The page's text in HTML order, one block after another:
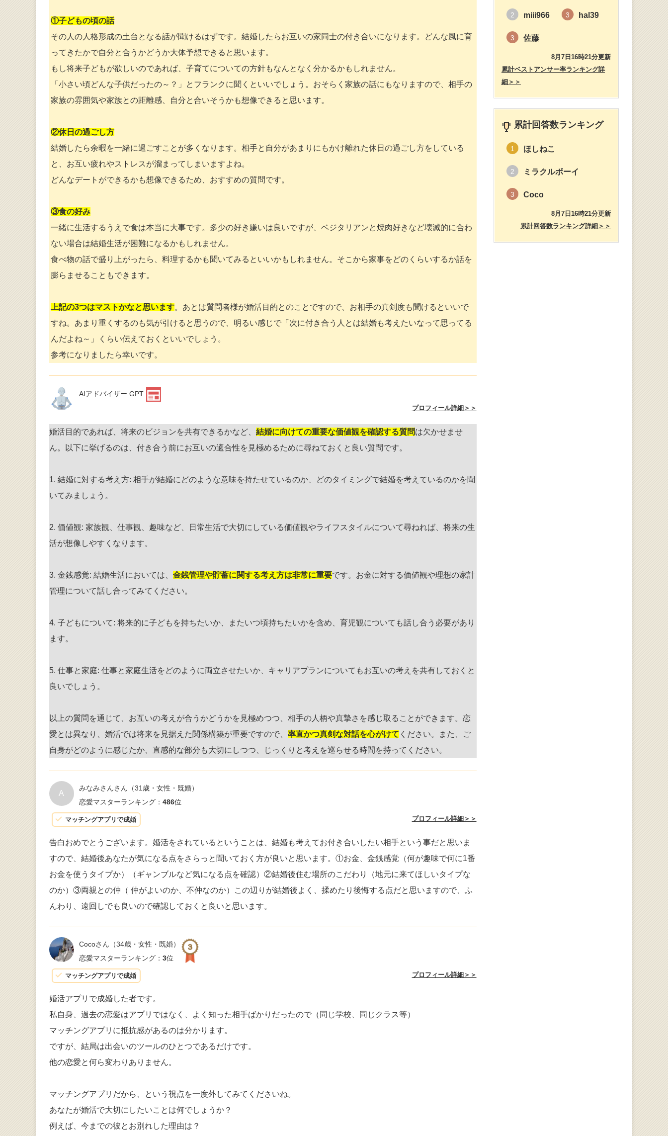
①子どもの頃の話
その人の人格形成の土台となる話が聞けるはずです。結婚したらお互いの家同士の付き合いになります。どんな風に育
ってきたかで自分と合うかどうか大体予想できると思います。
もし将来子どもが欲しいのであれば、子育てについての方針もなんとなく分かるかもしれません。
「小さい頃どんな子供だったの～？」とフランクに聞くといいでしょう。おそらく家族の話にもなりますので、相手の
家族の雰囲気や家族との距離感、自分と合いそうかも想像できると思います。
②休日の過ごし方
結婚したら余暇を一緒に過ごすことが多くなります。相手と自分があまりにもかけ離れた休日の過ごし方をしている
と、お互い疲れやストレスが溜まってしまいますよね。
どんなデートができるかも想像できるため、おすすめの質問です。
③食の好み
一緒に生活するうえで食は本当に大事です。多少の好き嫌いは良いですが、ベジタリアンと焼肉好きなど壊滅的に合わ
ない場合は結婚生活が困難になるかもしれません。
食べ物の話で盛り上がったら、料理するかも聞いてみるといいかもしれません。そこから家事をどのくらいするか話を
膨らませることもできます。
上記の3つはマストかなと思います。あとは質問者様が婚活目的とのことですので、お相手の真剣度も聞けるといいで
すね。あまり重くするのも気が引けると思うので、明るい感じで「次に付き合う人とは結婚も考えたいなって思ってる
んだよね～」くらい伝えておくといいでしょう。
参考になりましたら幸いです。
AIアドバイザー GPT
プロフィール詳細＞＞
婚活目的であれば、将来のビジョンを共有できるかなど、 結婚に向けての重要な価値観を確認する質問は欠かせませ
ん。以下に挙げるのは、付き合う前にお互いの適合性を見極めるために尋ねておくと良い質問です。
1. 結婚に対する考え方: 相手が結婚にどのような意味を持たせているのか、どのタイミングで結婚を考えているのかを聞
いてみましょう。
2. 価値観: 家族観、仕事観、趣味など、日常生活で大切にしている価値観やライフスタイルについて尋ねれば、将来の生
活が想像しやすくなります。
3. 金銭感覚: 結婚生活においては、 金銭管理や貯蓄に関する考え方は非常に重要です。お金に対する価値観や理想の家計
管理について話し合ってみてください。
4. 子どもについて: 将来的に子どもを持ちたいか、またいつ頃持ちたいかを含め、育児観についても話し合う必要があり
ます。
5. 仕事と家庭: 仕事と家庭生活をどのように両立させたいか、キャリアプランについてもお互いの考えを共有しておくと
良いでしょう。
以上の質問を通じて、お互いの考えが合うかどうかを見極めつつ、相手の人柄や真摯さを感じ取ることができます。恋
愛とは異なり、婚活では将来を見据えた関係構築が重要ですので、 率直かつ真剣な対話を心がけて ください。また、ご
自身がどのように感じたか、直感的な部分も大切にしつつ、じっくりと考えを巡らせる時間を持ってください。
A
みなみさんさん （31歳・女性・既婚）
恋愛マスターランキング： 486位
マッチングアプリで成婚 プロフィール詳細＞＞
告白おめでとうございます。婚活をされているということは、結婚も考えてお付き合いしたい相手という事だと思いま
すので、結婚後あなたが気になる点をさらっと聞いておく方が良いと思います。①お金、金銭感覚（何が趣味で何に1番
お金を使うタイプか）（ギャンブルなど気になる点を確認）②結婚後住む場所のこだわり（地元に来てほしいタイプな
のか）③両親との仲（ 仲がよいのか、不仲なのか）この辺りが結婚後よく、揉めたり後悔する点だと思いますので、ふ
んわり、遠回しでも良いので確認しておくと良いと思います。
Cocoさん （34歳・女性・既婚）
恋愛マスターランキング： 3位
マッチングアプリで成婚 プロフィール詳細＞＞
婚活アプリで成婚した者です。
私自身、過去の恋愛はアプリではなく、よく知った相手ばかりだったので（同じ学校、同じクラス等）
マッチングアプリに抵抗感があるのは分かります。
ですが、結局は出会いのツールのひとつであるだけです。
他の恋愛と何ら変わりありません。
マッチングアプリだから、という視点を一度外してみてくださいね。
あなたが婚活で大切にしたいことは何でしょうか？
例えば、今までの彼とお別れした理由は？
2 miii966 3 hal39
3 佐藤
8月7日16時21分更新
累計ベストアンサー率ランキング詳
細＞＞
累計回答数ランキング
1 ほしねこ
2 ミラクルボーイ
3 Coco
8月7日16時21分更新
累計回答数ランキング詳細＞＞